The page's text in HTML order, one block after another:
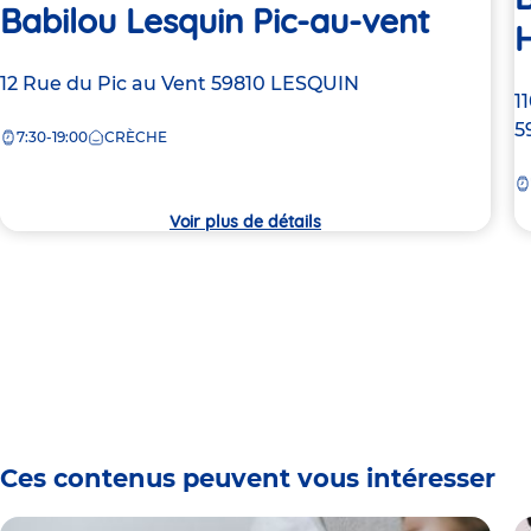
Babilou Lesquin Pic-au-vent
Adresse
la
12 Rue du Pic au Vent 59810 LESQUIN
7:30-19:00 CRÈCHE
Voir plus de détails
Ces contenus peuvent vous intéresser